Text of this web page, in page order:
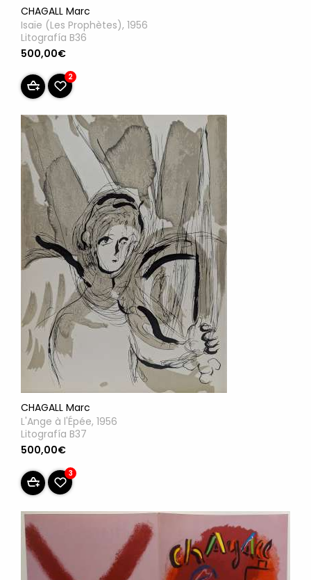
CHAGALL Marc
Isaïe (Les Prophètes), 1956
Litografía B36
500,00€
2
CHAGALL Marc
L'Ange à l'Épée, 1956
Litografía B37
500,00€
3